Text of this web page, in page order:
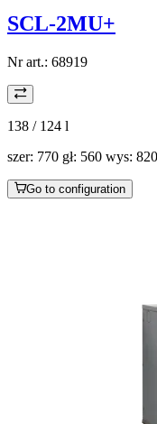
SCL-2MU+
Nr art.: 68919
138 / 124 l
szer: 770 gł: 560 wys: 820
Go to configuration